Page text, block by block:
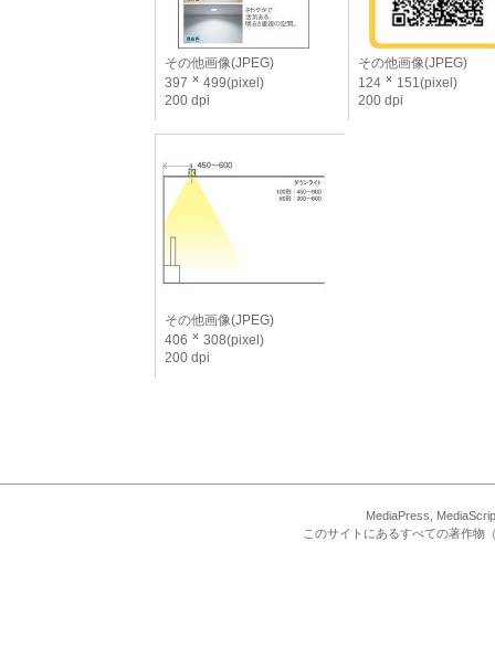
その他画像(JPEG)
397
499(pixel)
200 dpi
その他画像(JPEG)
124
151(pixel)
200 dpi
その他画像(JPEG)
406
308(pixel)
200 dpi
MediaPress,
このサイトにあるすべての著作物